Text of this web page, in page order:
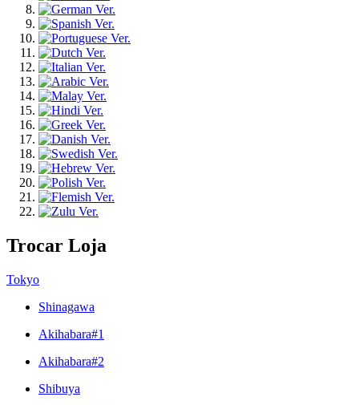
Trocar Loja
Tokyo
Shinagawa
Akihabara#1
Akihabara#2
Shibuya